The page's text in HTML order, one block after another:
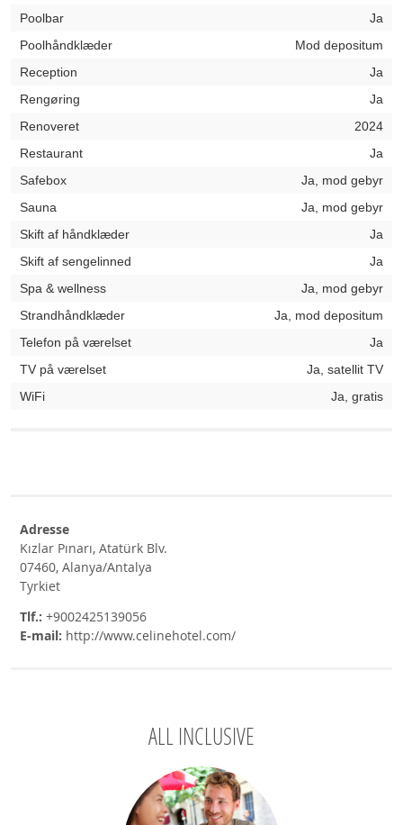
Poolbar
Ja
Poolhåndklæder
Mod depositum
Reception
Ja
Rengøring
Ja
Renoveret
2024
Restaurant
Ja
Safebox
Ja, mod gebyr
Sauna
Ja, mod gebyr
Skift af håndklæder
Ja
Skift af sengelinned
Ja
Spa & wellness
Ja, mod gebyr
Strandhåndklæder
Ja, mod depositum
Telefon på værelset
Ja
TV på værelset
Ja, satellit TV
WiFi
Ja, gratis
Adresse
Kızlar Pınarı, Atatürk Blv.
07460, Alanya/Antalya
Tyrkiet
Tlf.: +9002425139056
E-mail: http://www.celinehotel.com/
ALL INCLUSIVE